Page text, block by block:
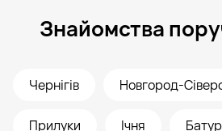
Знайомства
Чернігів Новгород-
Прилуки Ічня